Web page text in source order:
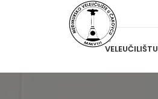
O
VELEUČILIŠTU